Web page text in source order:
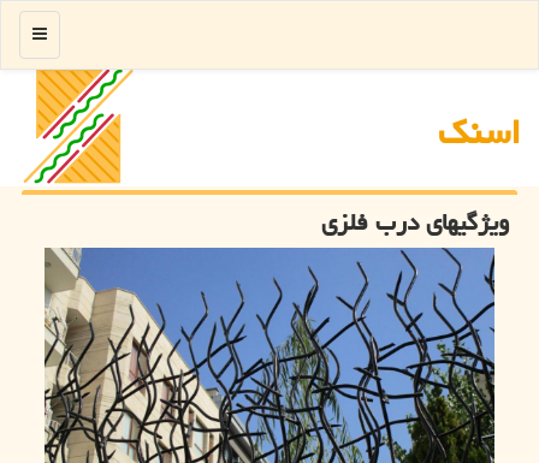
اسنك
منو
ویژگیهای درب فلزی